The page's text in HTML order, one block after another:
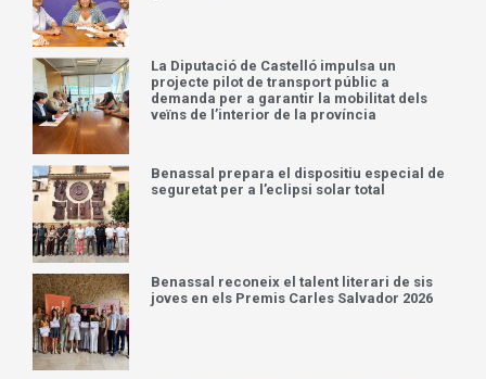
La Diputació de Castelló impulsa un
projecte pilot de transport públic a
demanda per a garantir la mobilitat dels
veïns de l’interior de la província
Benassal prepara el dispositiu especial de
seguretat per a l’eclipsi solar total
Benassal reconeix el talent literari de sis
joves en els Premis Carles Salvador 2026